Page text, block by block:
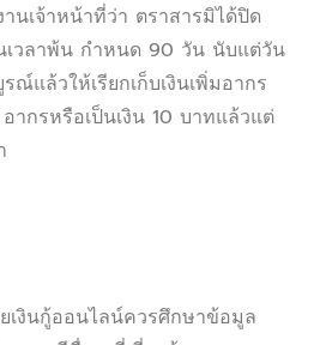
นเจ้าหน้าที่ว่า ตราสารมิได้ปิด
เวลาพ้น กำหนด 90 วัน นับแต่วัน
ณ์แล้วให้เรียกเก็บเงินเพิ่มอากร
ากรหรือเป็นเงิน 10 บาทแล้วแต่
เงินกู้ออนไลน์ควรศึกษาข้อมูล